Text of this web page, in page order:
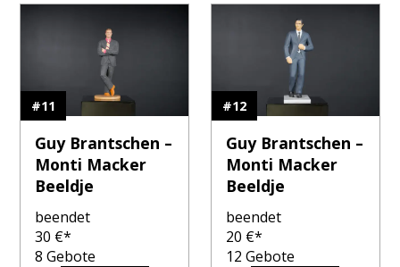
#11
Guy Brantschen –
Monti Macker
Beeldje
beendet
30 €*
8 Gebote
#12
Guy Brantschen –
Monti Macker
Beeldje
beendet
20 €*
12 Gebote